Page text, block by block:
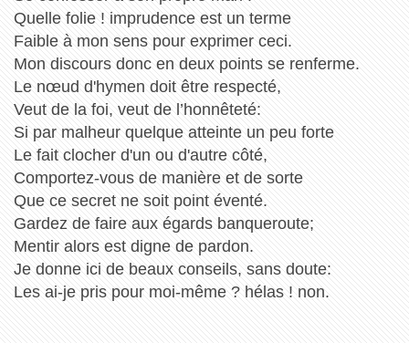
Quelle folie ! imprudence est un terme
Faible à mon sens pour exprimer ceci.
Mon discours donc en deux points se renferme.
Le nœud d'hymen doit être respecté,
Veut de la foi, veut de l’honnêteté:
Si par malheur quelque atteinte un peu forte
Le fait clocher d'un ou d'autre côté,
Comportez-vous de manière et de sorte
Que ce secret ne soit point éventé.
Gardez de faire aux égards banqueroute;
Mentir alors est digne de pardon.
Je donne ici de beaux conseils, sans doute:
Les ai-je pris pour moi-même ? hélas ! non.